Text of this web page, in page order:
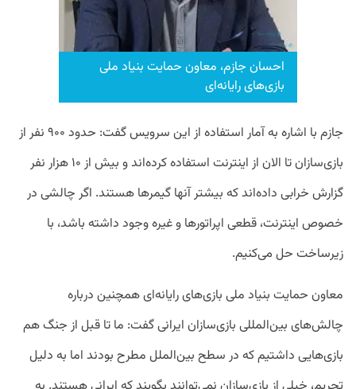
احسان جازم، معاون حمایت بنیاد ملی
بازی‌های رایانه‌ای
جازم با اشاره به آمار استفاده از این سرویس گفت: حدود ۹۰۰ نفر از
بازی‌سازان تا الان از اینترنت استفاده کرده‌اند و بیش از ۱۰ هزار نفر
گزارش خرابی داده‌اند که بیشتر آنها گیمرها هستند. اگر چالشی در
خصوص اینترنت، قطعی اپراتورها و غیره وجود داشته باشد، با
زیرساخت حل می‌کنیم.
معاون حمایت بنیاد ملی بازی‌های رایانه‌ای همچنین درباره
چالش‌های بین‌المللی بازی‌سازان ایرانی گفت: ما تا قبل از جنگ هم
بازی‌هایی داشتیم که در سطح بین‌الملل مطرح بودند اما به دلیل